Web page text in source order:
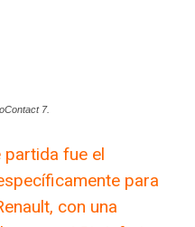
7.
partida fue el
para
con una